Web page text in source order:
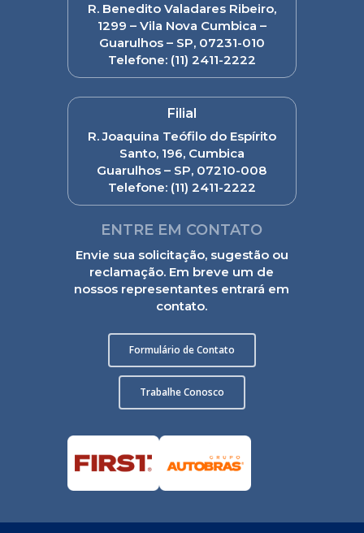
R. Benedito Valadares Ribeiro,
1299 – Vila Nova Cumbica –
Guarulhos – SP, 07231-010
Telefone: (11) 2411-2222
Filial
R. Joaquina Teófilo do Espírito
Santo, 196, Cumbica
Guarulhos – SP, 07210-008
Telefone:(11) 2411-2222
ENTRE EM CONTATO
Envie sua solicitação, sugestão ou
reclamação. Em breve um de
nossos representantes entrará em
contato.
Formulário de Contato
Trabalhe Conosco